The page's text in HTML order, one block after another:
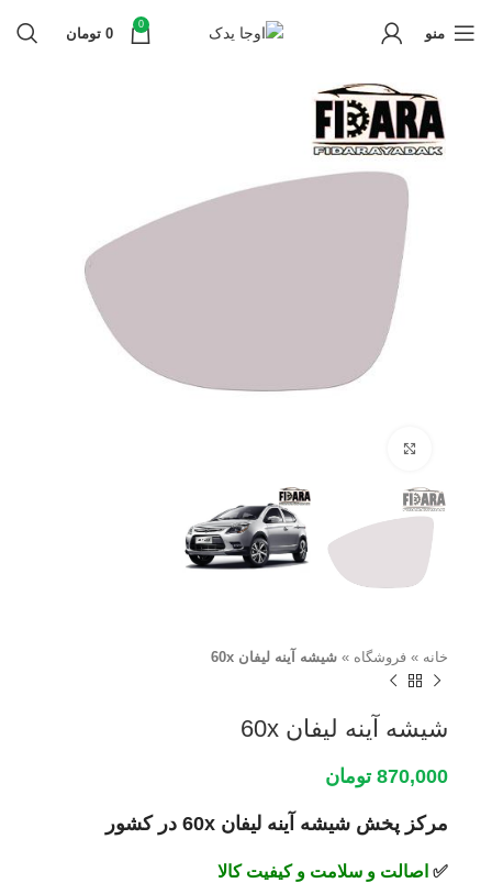
منو
0
0 تومان
خانه » فروشگاه » شیشه آینه لیفان 60x
شیشه آینه لیفان 60x
870,000 تومان
مرکز پخش شیشه آینه لیفان 60x در کشور
✅ اصالت و سلامت و کیفیت کالا